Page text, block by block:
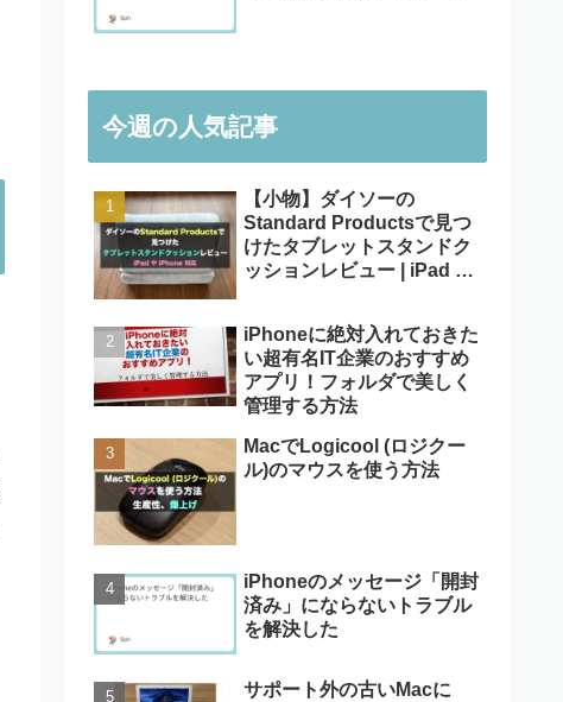
今週の人気記事
【小物】ダイソーの
Standard Productsで見つ
けたタブレットスタンドク
ッションレビュー | iPad や
iPhoneに絶対入れておきた
い超有名IT企業のおすすめ
アプリ！フォルダで美しく
管理する方法
MacでLogicool (ロジクー
ル)のマウスを使う方法
iPhoneのメッセージ「開封
済み」にならないトラブル
を解決した
サポート外の古いMacに